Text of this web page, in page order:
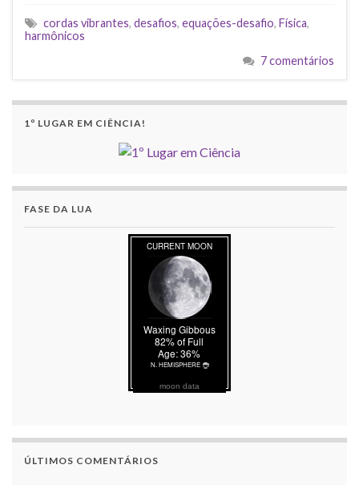
cordas vibrantes, desafios, equações-desafio, Física,
harmônicos
7 comentários
1º LUGAR EM CIÊNCIA!
FASE DA LUA
moon data
ÚLTIMOS COMENTÁRIOS